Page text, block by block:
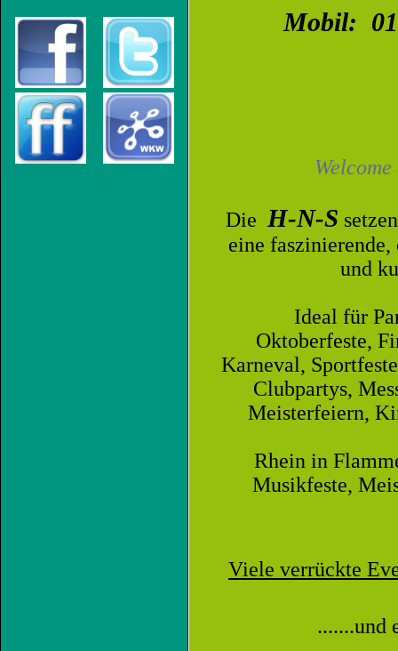
Mobil:
Welcome
Die H-N-S
eine
und
Ideal für
Oktoberfeste,
Karneval,
Clubpartys,
Meisterfeiern,
Rhein in
Musikfeste,
Viele verrückte
.......und